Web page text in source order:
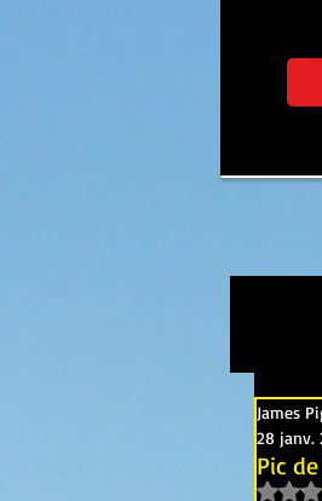
Pic
James
28 janv.